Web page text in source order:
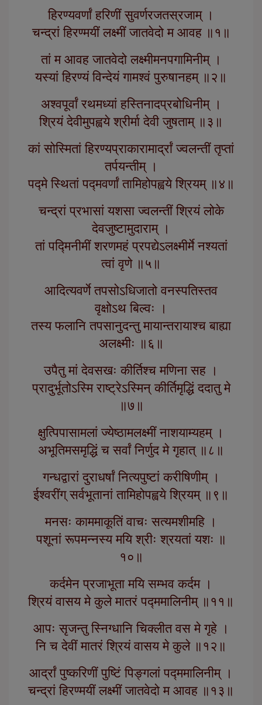
हिरण्यवर्णां हरिणीं सुवर्णरजतस्रजाम् ।
चन्द्रां हिरण्मयीं लक्ष्मीं जातवेदो म आवह ॥१॥
तां म आवह जातवेदो लक्ष्मीमनपगामिनीम् ।
यस्यां हिरण्यं विन्देयं गामश्वं पुरुषानहम् ॥२॥
अश्वपूर्वां रथमध्यां हस्तिनादप्रबोधिनीम् ।
श्रियं देवीमुपह्वये श्रीर्मा देवी जुषताम् ॥३॥
कां सोस्मितां हिरण्यप्राकारामार्द्रां ज्वलन्तीं तृप्तां
तर्पयन्तीम् ।
पद्मे स्थितां पद्मवर्णां तामिहोपह्वये श्रियम् ॥४॥
चन्द्रां प्रभासां यशसा ज्वलन्तीं श्रियं लोके
देवजुष्टामुदाराम् ।
तां पद्मिनीमीं शरणमहं प्रपद्येऽलक्ष्मीर्मे नश्यतां
त्वां वृणे ॥५॥
आदित्यवर्णे तपसोऽधिजातो वनस्पतिस्तव
वृक्षोऽथ बिल्वः ।
तस्य फलानि तपसानुदन्तु मायान्तरायाश्च बाह्या
अलक्ष्मीः ॥६॥
उपैतु मां देवसखः कीर्तिश्च मणिना सह ।
प्रादुर्भूतोऽस्मि राष्ट्रेऽस्मिन् कीर्तिमृद्धिं ददातु मे
॥७॥
क्षुत्पिपासामलां ज्येष्ठामलक्ष्मीं नाशयाम्यहम् ।
अभूतिमसमृद्धिं च सर्वां निर्णुद मे गृहात् ॥८॥
गन्धद्वारां दुराधर्षां नित्यपुष्टां करीषिणीम् ।
ईश्वरींग् सर्वभूतानां तामिहोपह्वये श्रियम् ॥९॥
मनसः काममाकूतिं वाचः सत्यमशीमहि ।
पशूनां रूपमन्नस्य मयि श्रीः श्रयतां यशः ॥
१०॥
कर्दमेन प्रजाभूता मयि सम्भव कर्दम ।
श्रियं वासय मे कुले मातरं पद्ममालिनीम् ॥११॥
आपः सृजन्तु स्निग्धानि चिक्लीत वस मे गृहे ।
नि च देवीं मातरं श्रियं वासय मे कुले ॥१२॥
आर्द्रां पुष्करिणीं पुष्टिं पिङ्गलां पद्ममालिनीम् ।
चन्द्रां हिरण्मयीं लक्ष्मीं जातवेदो म आवह ॥१३॥